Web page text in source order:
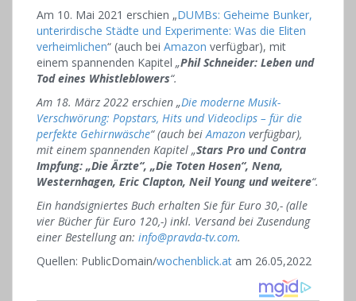
Am 10. Mai 2021 erschien „DUMBs: Geheime Bunker,
unterirdische Städte und Experimente: Was die Eliten
verheimlichen“ (auch bei Amazon verfügbar), mit
einem spannenden Kapitel „Phil Schneider: Leben und
Tod eines Whistleblowers“.
Am 18. März 2022 erschien „Die moderne Musik-
Verschwörung: Popstars, Hits und Videoclips – für die
perfekte Gehirnwäsche“ (auch beiAmazon verfügbar),
mit einem spannenden Kapitel „Stars Pro und Contra
Impfung: „Die Ärzte“, „Die Toten Hosen“, Nena,
Westernhagen, Eric Clapton, Neil Young und weitere“.
Ein handsigniertes Buch erhalten Sie für Euro 30,- (alle
vier Bücher für Euro 120,-) inkl. Versand bei Zusendung
einer Bestellung an: info@pravda-tv.com.
Quellen: PublicDomain/wochenblick.at am 26.05,2022